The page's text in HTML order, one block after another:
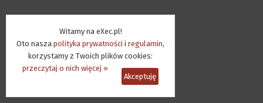
Witamy na eXec.pl!
Oto nasza polityka prywatności i regulamin,
korzystamy z Twoich plików cookies:
przeczytaj o nich więcej »
Akceptuję